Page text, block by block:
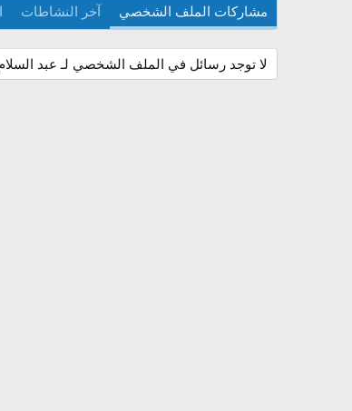
مشاركات الملف الشخصي آخر النشاطات
لا توجد رسائل في الملف الشخصي لـ عبد